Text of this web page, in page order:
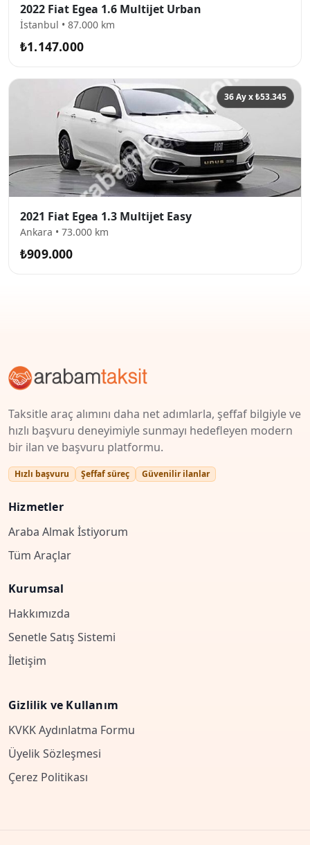
2022 Fiat Egea 1.6 Multijet Urban
İstanbul • 87.000 km
₺1.147.000
36 Ay x ₺53.345
2021 Fiat Egea 1.3 Multijet Easy
Ankara • 73.000 km
₺909.000
Taksitle araç alımını daha net adımlarla, şeffaf bilgiyle ve
hızlı başvuru deneyimiyle sunmayı hedefleyen modern
bir ilan ve başvuru platformu.
Hızlı başvuru Şeffaf süreç Güvenilir ilanlar
Hizmetler
Araba Almak İstiyorum
Tüm Araçlar
Kurumsal
Hakkımızda
Senetle Satış Sistemi
İletişim
Gizlilik ve Kullanım
KVKK Aydınlatma Formu
Üyelik Sözleşmesi
Çerez Politikası